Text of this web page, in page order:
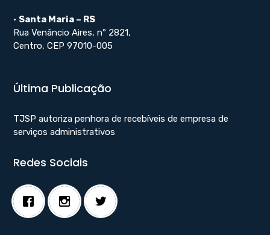
• Santa Maria – RS
Rua Venâncio Aires, nº 2821,
Centro, CEP 97010-005
Última Publicação
TJSP autoriza penhora de recebíveis de empresa de
serviços administrativos
Redes Sociais